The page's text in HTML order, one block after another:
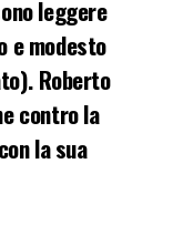
leggere
e modesto
Roberto
contro la
la sua